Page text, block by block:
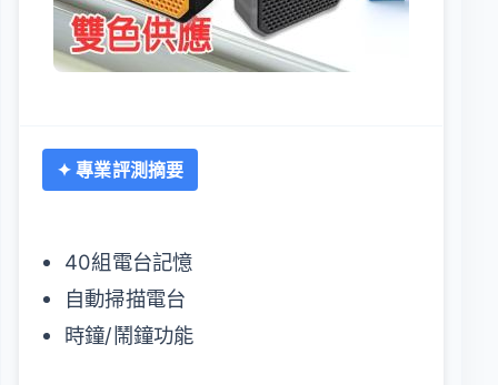
✦ 專業評測摘要
40組電台記憶
自動掃描電台
時鐘/鬧鐘功能